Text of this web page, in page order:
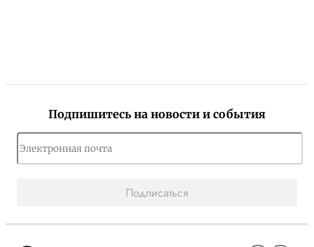
Подпишитесь на новости и события
Подписаться